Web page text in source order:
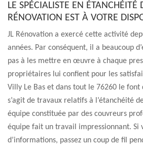
LE SPÉCIALISTE EN ÉTANCHÉITÉ
RÉNOVATION EST À VOTRE
JL Rénovation a exercé cette activité
années. Par conséquent, il a beaucoup
pas à les mettre en œuvre à chaque
propriétaires lui confient pour les
Villy Le Bas et dans tout le 76260 le font
s’agit de travaux relatifs à l’étanchéité
équipe constituée par des couvreurs
équipe fait un travail impressionnant. Si
d’informations, passez un coup de fil